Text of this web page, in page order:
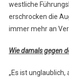
westliche
erschrocken die
immer mehr an
Wie damals gegen
„Es ist